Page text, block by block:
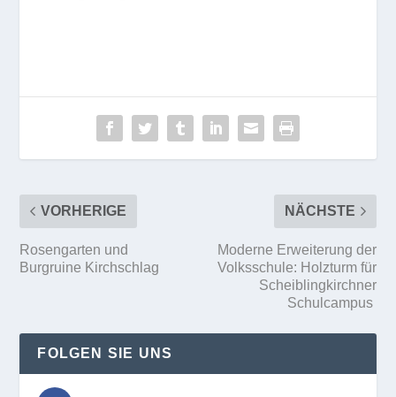
VORHERIGE
Rosengarten und
Burgruine Kirchschlag
NÄCHSTE
Moderne Erweiterung der
Volksschule: Holzturm für
Scheiblingkirchner
Schulcampus
FOLGEN SIE UNS